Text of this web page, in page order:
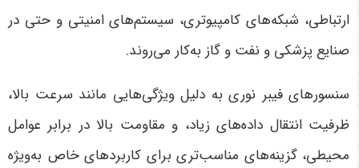
ارتباطی، شبکه‌های کامپیوتری، سیستم‌های امنیتی و حتی در
صنایع پزشکی و نفت و گاز به‌کار می‌روند.
سنسورهای فیبر نوری به دلیل ویژگی‌هایی مانند سرعت بالا،
ظرفیت انتقال داده‌های زیاد، و مقاومت بالا در برابر عوامل
محیطی، گزینه‌های مناسب‌تری برای کاربردهای خاص به‌ویژه